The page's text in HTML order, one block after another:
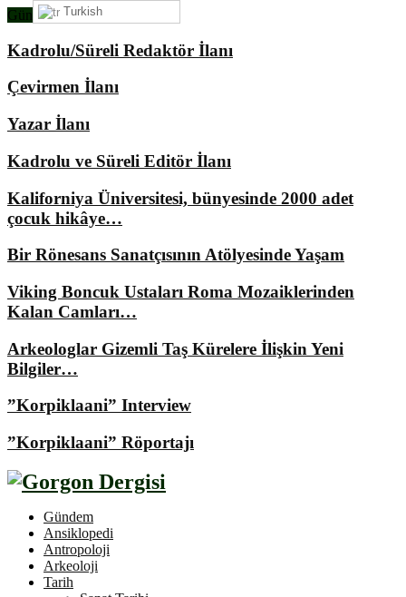
Gündemimizde Ne Var?
Kadrolu/Süreli Redaktör İlanı
Çevirmen İlanı
Yazar İlanı
Kadrolu ve Süreli Editör İlanı
Kaliforniya Üniversitesi, bünyesinde 2000 adet
çocuk hikâye…
Bir Rönesans Sanatçısının Atölyesinde Yaşam
Viking Boncuk Ustaları Roma Mozaiklerinden
Kalan Camları…
Arkeologlar Gizemli Taş Kürelere İlişkin Yeni
Bilgiler…
”Korpiklaani” Interview
”Korpiklaani” Röportajı
Gündem
Ansiklopedi
Antropoloji
Arkeoloji
Tarih
Turkish